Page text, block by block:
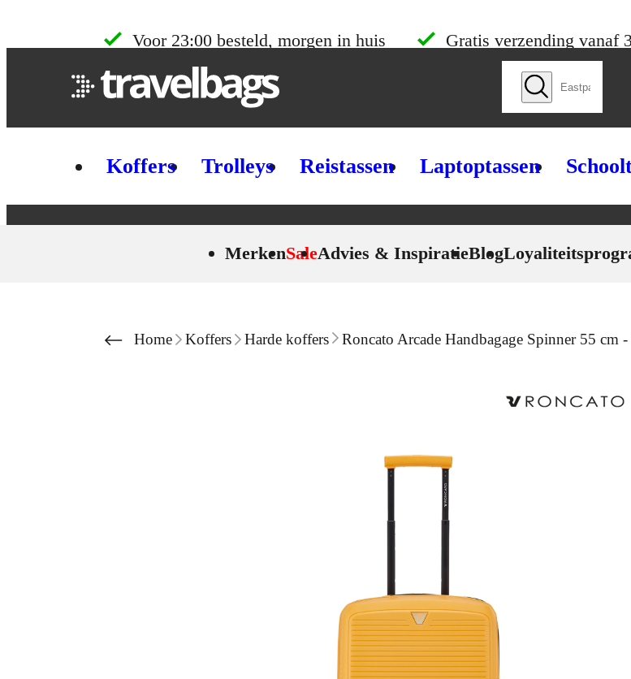
Voor 23:00 besteld, morgen in huis Gratis verzending vanaf
Koffers Trolleys Reistassen Laptoptassen
MerkenSaleAdvies & InspiratieBlog
Home Koffers Harde koffers Roncato Arcade Handbagage Spinner 55